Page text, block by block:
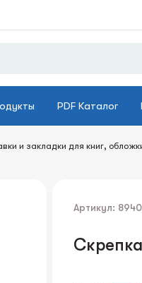
PDF Каталог
и закладки для книг,
Артикул: